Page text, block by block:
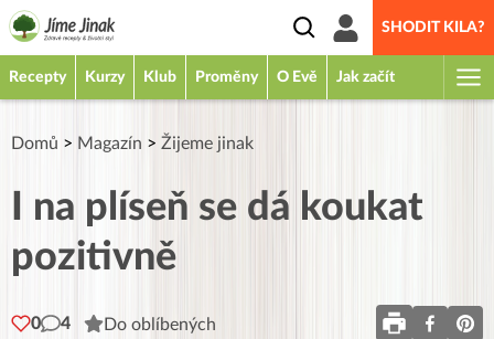
SHODIT KILA?
Recepty Kurzy Klub Proměny O Evě Jak začít
Domů > Magazín > Žijeme jinak
I na plíseň se dá koukat
pozitivně
0 4 Do oblíbených